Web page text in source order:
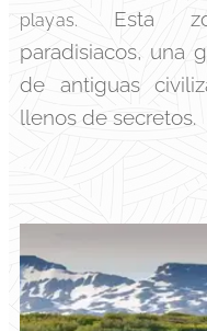
playas. Esta
paradisiacos, una
de antiguas
llenos de secretos.